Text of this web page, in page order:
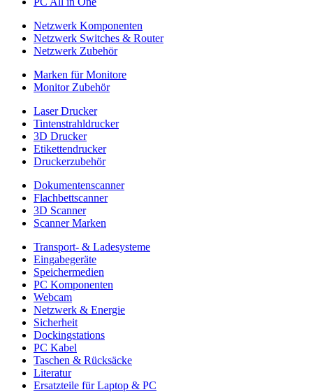
Netzwerk Komponenten
Netzwerk Switches & Router
Netzwerk Zubehör
Marken für Monitore
Monitor Zubehör
Laser Drucker
Tintenstrahldrucker
3D Drucker
Etikettendrucker
Druckerzubehör
Dokumentenscanner
Flachbettscanner
3D Scanner
Scanner Marken
Transport- & Ladesysteme
Eingabegeräte
Speichermedien
PC Komponenten
Webcam
Netzwerk & Energie
Sicherheit
Dockingstations
PC Kabel
Taschen & Rücksäcke
Literatur
Ersatzteile für Laptop & PC